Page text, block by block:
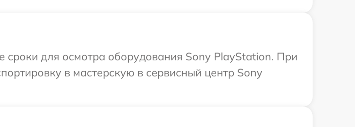
сроки для осмотра оборудования Sony PlayStation. При
в мастерскую в сервисный центр Sony